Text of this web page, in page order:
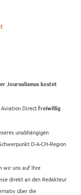
Journalismus kostet
freiwillig
unabhängigen
D-A-CH-Region
wir uns auf Ihre
direkt an den Redakteur
über die